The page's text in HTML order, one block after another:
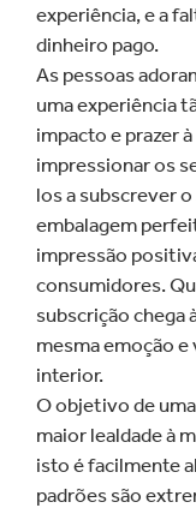
experiência, e a
dinheiro pago.
As pessoas
uma experiência
impacto e prazer
impressionar os
los a subscrever
embalagem
impressão
consumidores.
subscrição chega
mesma emoção
interior.
O objetivo de
maior lealdade à
isto é facilmente
padrões são